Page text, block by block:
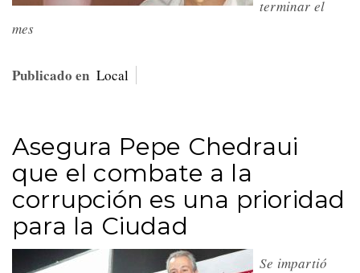
terminar el
mes
Publicado en Local
Asegura Pepe Chedraui
que el combate a la
corrupción es una prioridad
para la Ciudad
Se impartió